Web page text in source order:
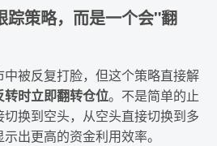
踪策略，而是一个会"翻
被反复打脸，但这个策略直接解
转时立即翻转仓位。不是简单的止
换到空头，从空头直接切换到多
出更高的资金利用效率。